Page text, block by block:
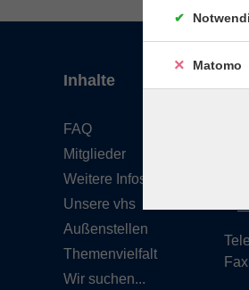
Inhalte
FAQ
Mitglieder
Weitere Infos
Unsere vhs
Außenstellen
Themenvielfalt
Wir suchen...
Matomo